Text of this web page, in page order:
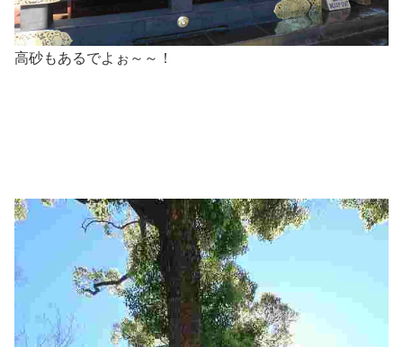
高砂もあるでよぉ～～！